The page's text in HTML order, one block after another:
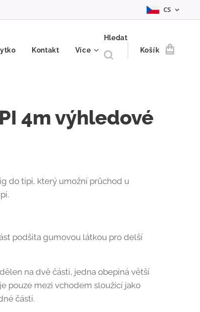
CS
Kontakt Více
Hledat
Košík
4m výhledové
do tipi, který umožní průchod u
podšita gumovou látkou pro delší
na dvě části, jedna obepíná větší
pouze mezi vchodem sloužící jako
části.